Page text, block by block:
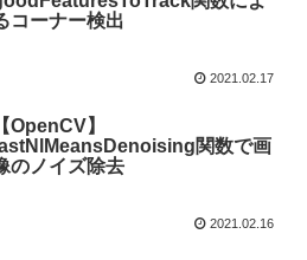
コーナー検出
2021.02.17
【OpenCV】
関数で画
のノイズ除去
2021.02.16